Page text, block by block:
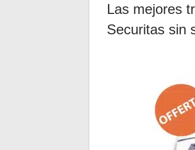
Las mejores
Securitas sin